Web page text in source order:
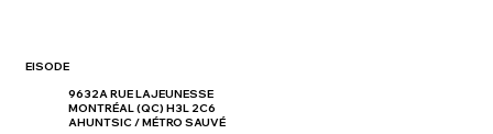
EISODE
9632A RUE LAJEUNESSE
MONTRÉAL (QC) H3L 2C6
AHUNTSIC / MÉTRO SAUVÉ